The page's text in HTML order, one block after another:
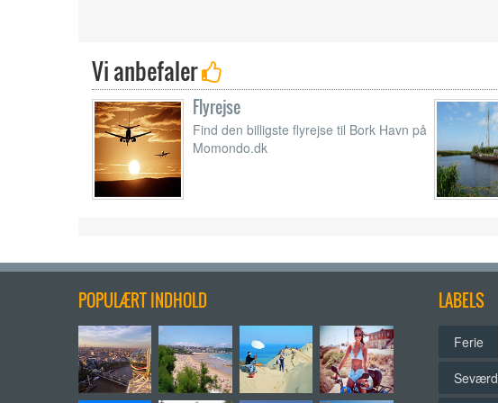
Vi anbefaler
Flyrejse
Find den billigste flyrejse til Bork Havn på
Momondo.dk
POPULÆRT INDHOLD LABELS
Ferie